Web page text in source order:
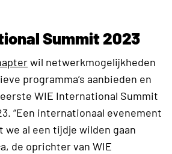
Summit 2023
wil netwerkmogelijkheden
programma’s aanbieden en
WIE International Summit
“Een internationaal evenement
we al een tijdje wilden gaan
de oprichter van WIE